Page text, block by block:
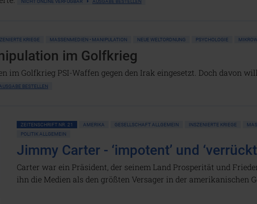
NICHT ONLINE VERFÜGBAR AUSGABE BESTELLEN
KRIEGE MASSENMEDIEN • MANIPULATION NEUE WELTORDNUNG PSYCHOLOGIE
im Golfkrieg
im Golfkrieg PSI-Waffen gegen den Irak eingesetzt. Doch davon
AUSGABE BESTELLEN
ZEITENSCHRIFT NR. 21 AMERIKA GESELLSCHAFT ALLGEMEIN INSZENIERTE KRIEGE
POLITIK ALLGEMEIN
Jimmy Carter - ‘impotent’ und
Carter war ein Präsident, der seinem Land Prosperität und
ihn die Medien als den größten Versager in der amerikanischen